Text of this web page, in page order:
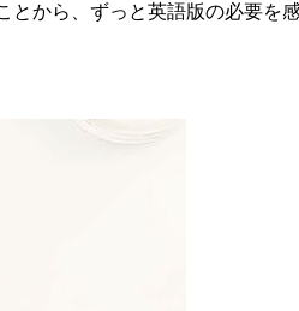
とから、ずっと英語版の必要を